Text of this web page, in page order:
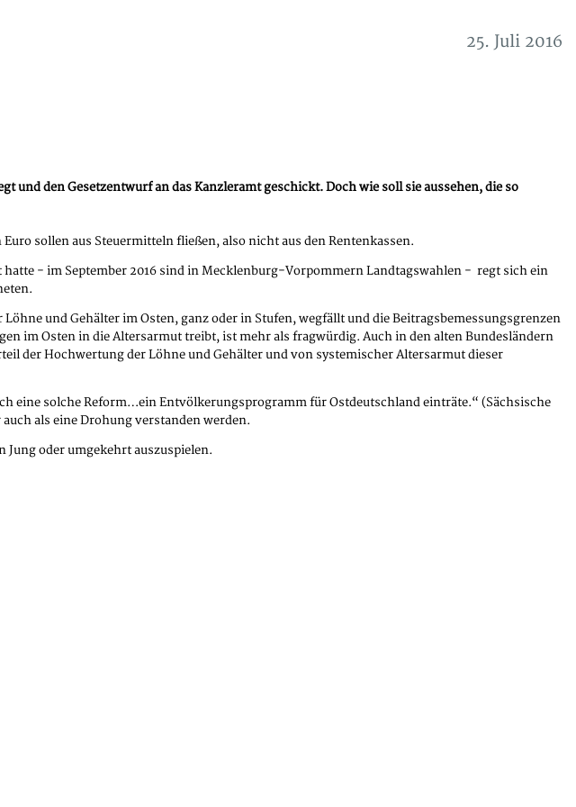
25. Juli 2016
den Gesetzentwurf an das Kanzleramt geschickt. Doch wie soll sie aussehen, die so
sollen aus Steuermitteln fließen, also nicht aus den Rentenkassen.
- im September 2016 sind in Mecklenburg-Vorpommern Landtagswahlen - regt sich ein
und Gehälter im Osten, ganz oder in Stufen, wegfällt und die Beitragsbemessungsgrenzen
im Osten in die Altersarmut treibt, ist mehr als fragwürdig. Auch in den alten Bundesländern
der Hochwertung der Löhne und Gehälter und von systemischer Altersarmut dieser
eine solche Reform…ein Entvölkerungsprogramm für Ostdeutschland einträte.“ (Sächsische
als eine Drohung verstanden werden.
Jung oder umgekehrt auszuspielen.